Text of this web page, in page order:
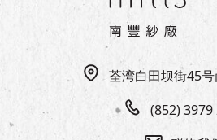
荃湾白田坝街45
(852) 3979